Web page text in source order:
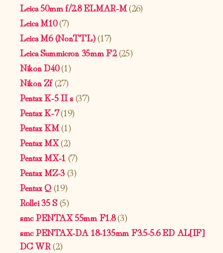
Leica 50mm f/2.8 ELMAR-M(26)
Leica M10(7)
Leica M6 (NonTTL)(17)
Leica Summicron 35mm F2(25)
Nikon D40(1)
Nikon Zf(27)
Pentax K-5 II s(37)
Pentax K-7(19)
Pentax KM(1)
Pentax MX(2)
Pentax MX-1(7)
Pentax MZ-3(3)
Pentax Q(19)
Rollei 35 S(5)
smc PENTAX 55mm F1.8(3)
smc PENTAX-DA 18-135mm F3.5-5.6 ED AL[IF]
DC WR(2)